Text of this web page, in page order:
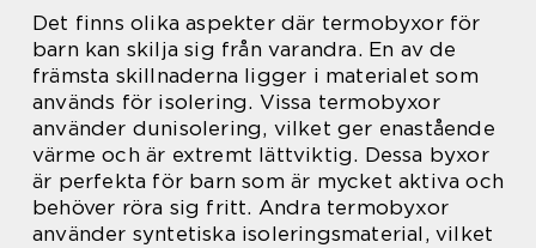
Det finns olika aspekter där termobyxor för
barn kan skilja sig från varandra. En av de
främsta skillnaderna ligger i materialet som
används för isolering. Vissa termobyxor
använder dunisolering, vilket ger enastående
värme och är extremt lättviktig. Dessa byxor
är perfekta för barn som är mycket aktiva och
behöver röra sig fritt. Andra termobyxor
använder syntetiska isoleringsmaterial, vilket